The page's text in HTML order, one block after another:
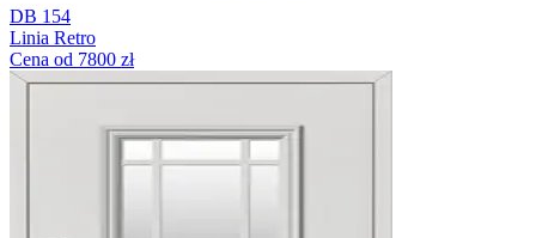
DB 154
Linia Retro
Cena od 7800 zł